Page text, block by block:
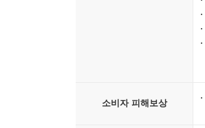
소비자 피해보상